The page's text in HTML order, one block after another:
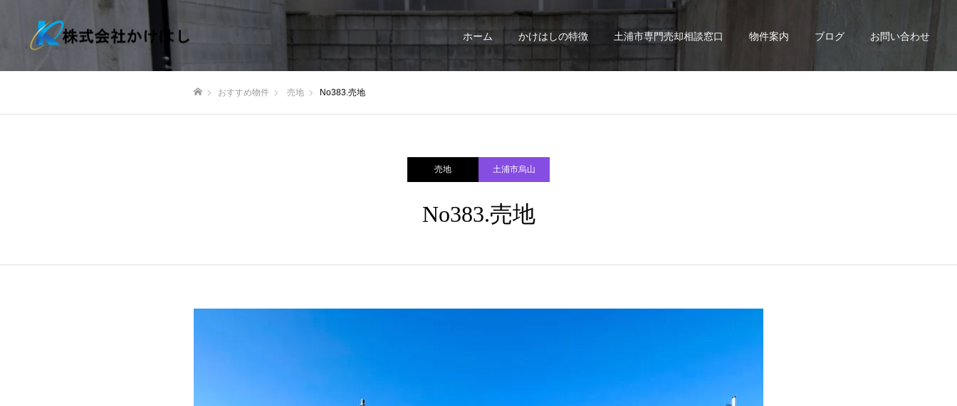
ホーム かけはしの特徴 土浦市専門売却相談窓口 物件案内 ブログ お問い合わせ
おすすめ物件 売地 No383.売地
売地 土浦市烏山
No383.売地